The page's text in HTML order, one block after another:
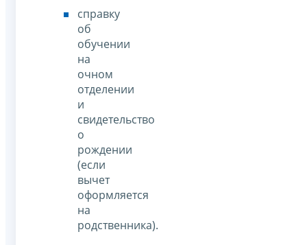
справку
об
обучении
на
очном
отделении
и
свидетельство
о
рождении
(если
вычет
оформляется
на
родственника).